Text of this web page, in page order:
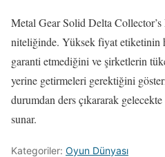
Metal Gear Solid Delta
niteliğinde. Yüksek fiyat etiketinin
garanti etmediğini ve şirketlerin
yerine getirmeleri gerektiğini
durumdan ders çıkararak
sunar.
Kategoriler: Oyun Dünyası